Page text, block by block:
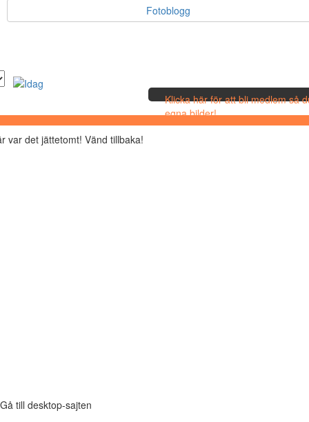
Fotoblogg
Klicka här för att bli medlem så
egna bilder!
var det jättetomt! Vänd tillbaka!
Gå till desktop-sajten